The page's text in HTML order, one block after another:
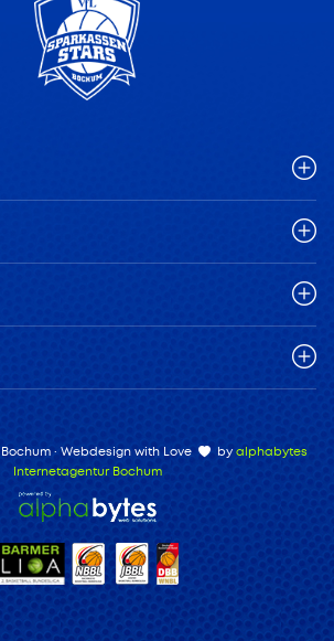
· Webdesign with Love by alphabytes
Internetagentur Bochum